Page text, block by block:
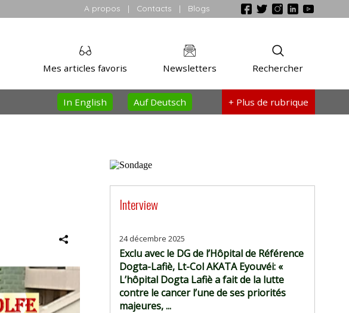
A propos | Contacts | Blogs
Rechercher
Newsletters
Mes articles favoris
+ Plus de rubrique
Auf Deutsch
In English
Interview
24 décembre 2025
Exclu avec le DG de l’Hôpital de Référence
Dogta-Lafiè, Lt-Col AKATA Eyouvéi: «
L’hôpital Dogta Lafiè a fait de la lutte
contre le cancer l’une de ses priorités
majeures, ...